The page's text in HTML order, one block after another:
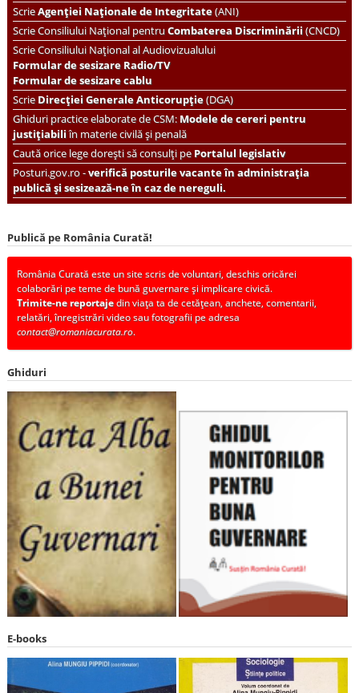
ScrieAgenției Naționale de Integritate(ANI)
ScrieConsiliului Național pentruCombaterea Discriminării(CNCD)
Scrie Consiliului Național al Audiovizualului
Formular de sesizare Radio/TV
Formular de sesizare cablu
ScrieDirecției Generale Anticorupție(DGA)
Ghiduri practice elaborate de CSM: Modele de cereri pentru
justițiabiliîn materie civilă și penală
Caută orice lege dorești să consulți pePortalul legislativ
Posturi.gov.ro -verifică posturile vacante în administrația
publică și sesizează-ne în caz de nereguli.
Publică pe România Curată!
România Curată este un site scris de voluntari, deschis oricărei
colaborări pe teme de bună guvernare și implicare civică.
Trimite-ne reportajedin viața ta de cetățean, anchete, comentarii,
relatări, înregistrări video sau fotografii pe adresa
contact@romaniacurata.ro.
Ghiduri
E-books